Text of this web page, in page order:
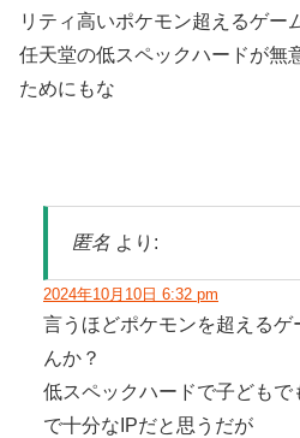
リティ高いポケモン超えるゲー
任天堂の低スペックハードが無
ためにもな
匿名 より:
2024年10月10日 6:32 pm
言うほどポケモンを超える
んか？
低スペックハードで子どもで
で十分なIPだと思うだが